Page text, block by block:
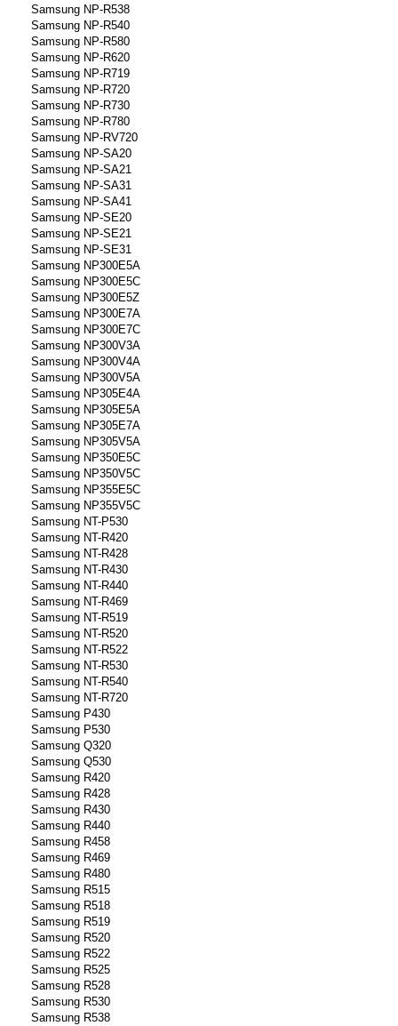
Samsung NP-R538
Samsung NP-R540
Samsung NP-R580
Samsung NP-R620
Samsung NP-R719
Samsung NP-R720
Samsung NP-R730
Samsung NP-R780
Samsung NP-RV720
Samsung NP-SA20
Samsung NP-SA21
Samsung NP-SA31
Samsung NP-SA41
Samsung NP-SE20
Samsung NP-SE21
Samsung NP-SE31
Samsung NP300E5A
Samsung NP300E5C
Samsung NP300E5Z
Samsung NP300E7A
Samsung NP300E7C
Samsung NP300V3A
Samsung NP300V4A
Samsung NP300V5A
Samsung NP305E4A
Samsung NP305E5A
Samsung NP305E7A
Samsung NP305V5A
Samsung NP350E5C
Samsung NP350V5C
Samsung NP355E5C
Samsung NP355V5C
Samsung NT-P530
Samsung NT-R420
Samsung NT-R428
Samsung NT-R430
Samsung NT-R440
Samsung NT-R469
Samsung NT-R519
Samsung NT-R520
Samsung NT-R522
Samsung NT-R530
Samsung NT-R540
Samsung NT-R720
Samsung P430
Samsung P530
Samsung Q320
Samsung Q530
Samsung R420
Samsung R428
Samsung R430
Samsung R440
Samsung R458
Samsung R469
Samsung R480
Samsung R515
Samsung R518
Samsung R519
Samsung R520
Samsung R522
Samsung R525
Samsung R528
Samsung R530
Samsung R538